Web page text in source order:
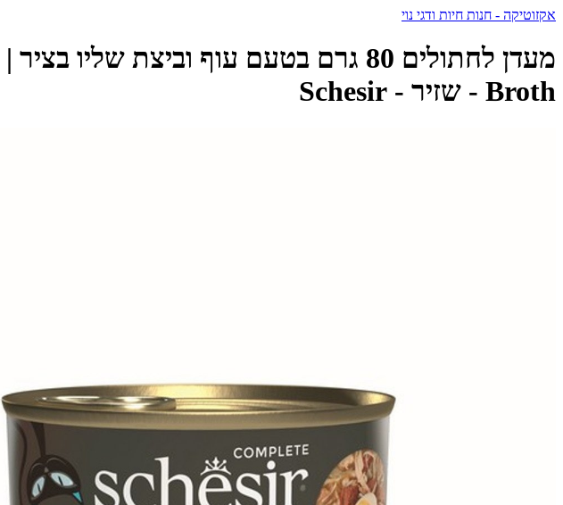
אקזוטיקה - חנות חיות ודגי נוי
Broth - שזיר - Schesir